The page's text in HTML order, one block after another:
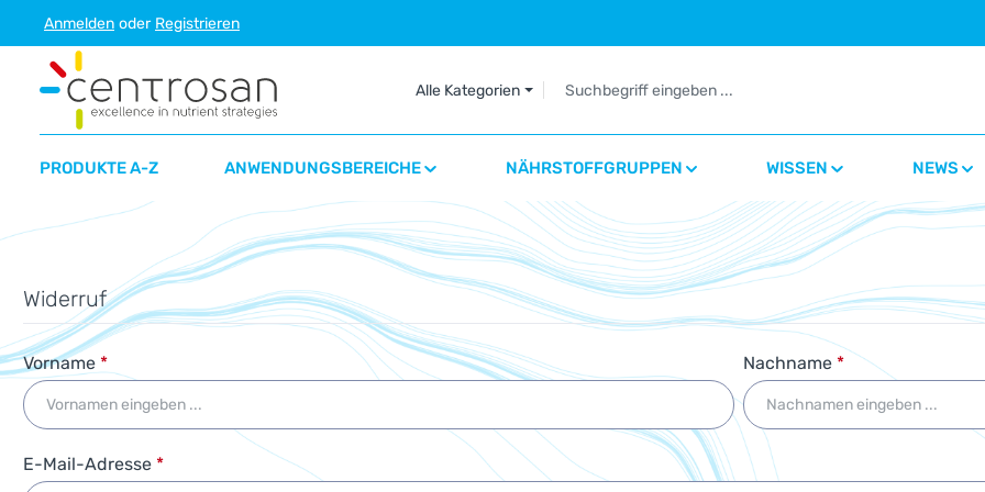
Hauptinhalt springen
Zur Suche springen
Zur Hauptnavigation springen
Anmelden oder Registrieren
Alle Kategorien
PRODUKTE A-Z ANWENDUNGSBEREICHE NÄHRSTOFFGRUPPEN WISSEN NEWS
Widerruf
Vorname * Nachname *
E-Mail-Adresse *